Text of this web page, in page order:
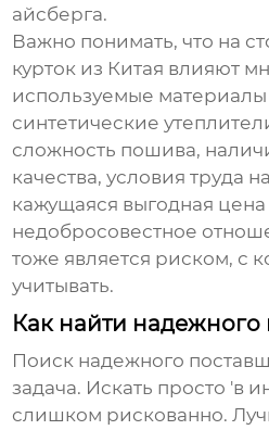
айсберга.
Важно понимать, что на
курток из Китая влияют
используемые материалы
синтетические
сложность пошива,
качества, условия труда
кажущаяся выгодная
недобросовестное
тоже является риском, с
учитывать.
Как найти надежного
Поиск надежного
задача. Искать просто 'в
слишком рискованно.